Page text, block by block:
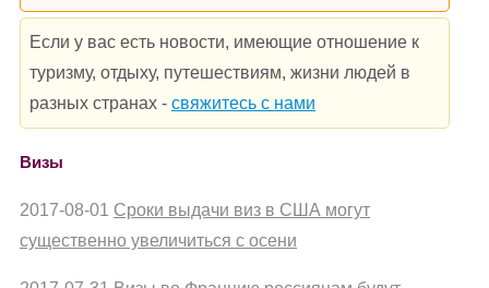
Если у вас есть новости, имеющие отношение к
туризму, отдыху, путешествиям, жизни людей в
разных странах - свяжитесь с нами
Визы
2017-08-01 Сроки выдачи виз в США могут
существенно увеличиться с осени